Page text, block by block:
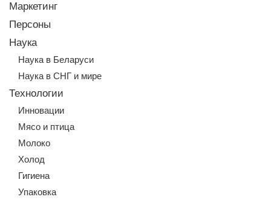
Маркетинг
Персоны
Наука
Наука в Беларуси
Наука в СНГ и мире
Технологии
Инновации
Мясо и птица
Молоко
Холод
Гигиена
Упаковка